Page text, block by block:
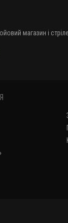
магазин і